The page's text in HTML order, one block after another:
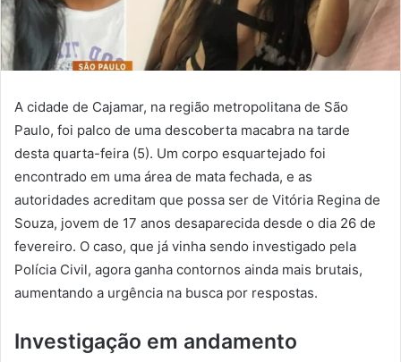
A cidade de Cajamar, na região metropolitana de São
Paulo, foi palco de uma descoberta macabra na tarde
desta quarta-feira (5). Um corpo esquartejado foi
encontrado em uma área de mata fechada, e as
autoridades acreditam que possa ser de Vitória Regina de
Souza, jovem de 17 anos desaparecida desde o dia 26 de
fevereiro. O caso, que já vinha sendo investigado pela
Polícia Civil, agora ganha contornos ainda mais brutais,
aumentando a urgência na busca por respostas.
Investigação em andamento